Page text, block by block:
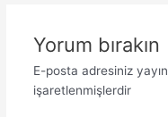
Yorum bırakın
E-posta adresiniz
işaretlenmişlerdir